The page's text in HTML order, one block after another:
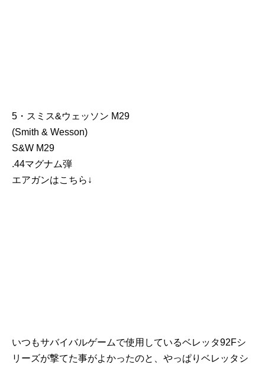
5・スミス&ウェッソン M29
(Smith & Wesson)
S&W M29
.44マグナム弾
エアガンはこちら↓
いつもサバイバルゲームで使用しているベレッタ92Fシ
リーズが撃てた事がよかったのと、やっぱりベレッタシ